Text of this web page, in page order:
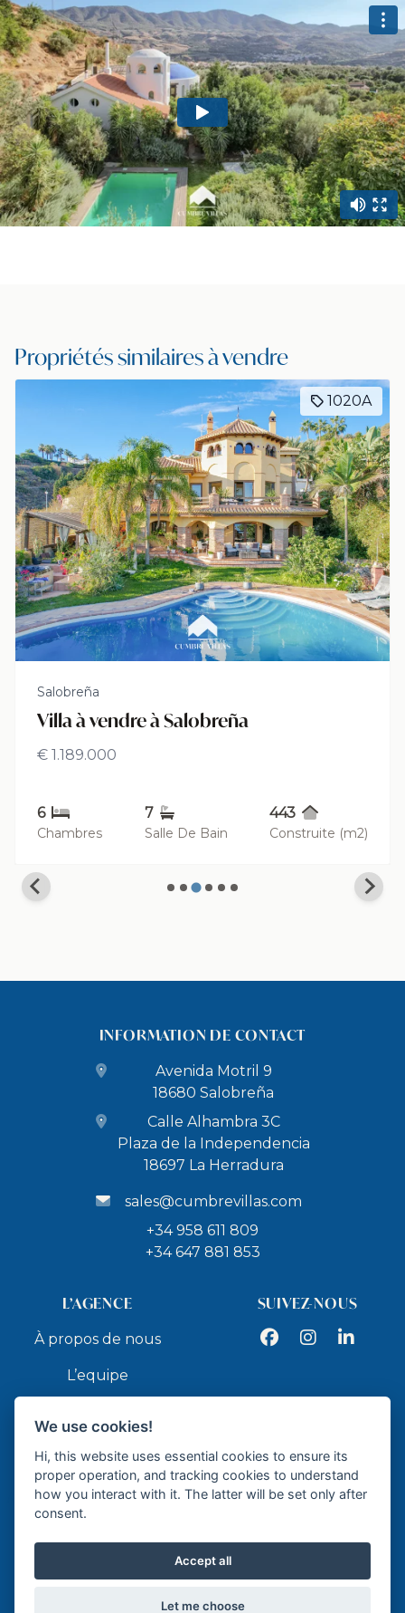
property.video-promo-title
Propriétés similaires à vendre
1020A
Salobreña
Villa à vendre à Salobreña
€ 1.189.000
6
Chambres
7
Salle De Bain
443
Construite (m2)
INFORMATION DE CONTACT
Avenida Motril 9
18680 Salobreña
Calle Alhambra 3C
Plaza de la Independencia
18697 La Herradura
sales@cumbrevillas.com
+34 958 611 809
+34 647 881 853
L’AGENCE
À propos de nous
L’equipe
Contact
SUIVEZ-NOUS
FacebookInstagramLinkedIn
Agence immobilier agréé - API GR337
We use cookies!
Hi, this website uses essential cookies to ensure its
proper operation, and tracking cookies to understand
how you interact with it. The latter will be set only after
consent.
Accept all
Let me choose